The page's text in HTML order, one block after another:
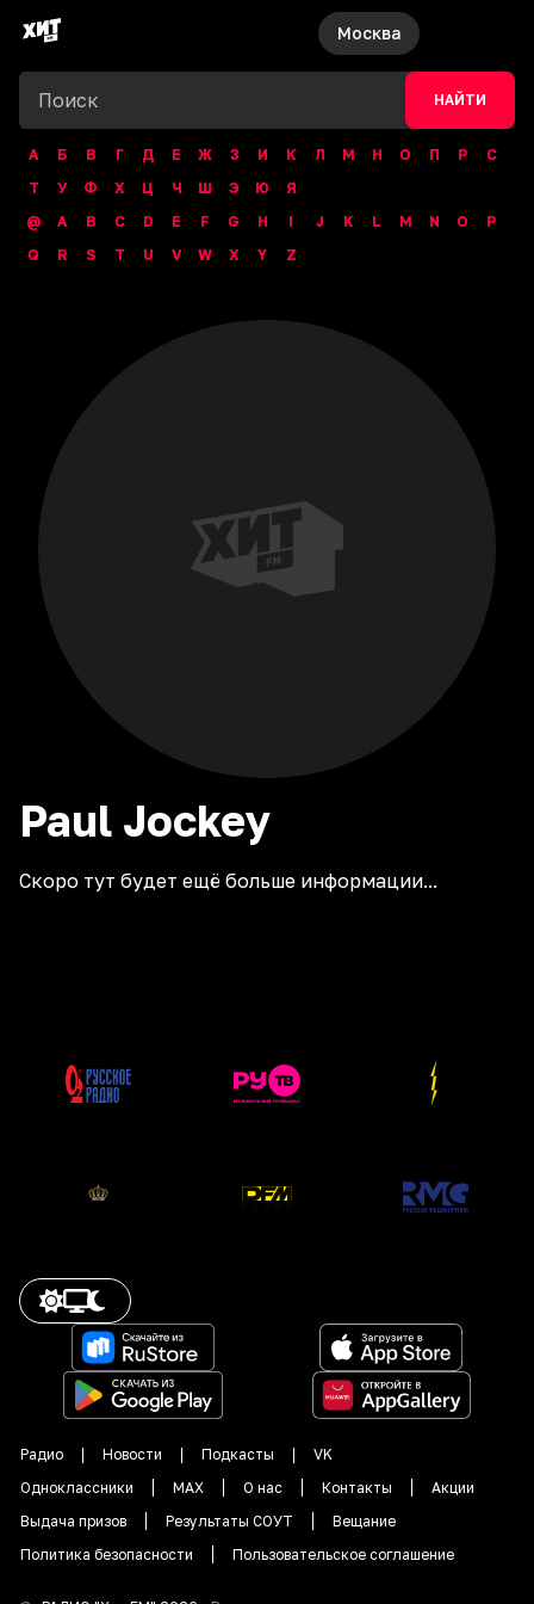
Москва
НАЙТИ
А Б В Г Д Е Ж З И К Л М Н О П Р
С
Т
У Ф Х Ц Ч Ш Э Ю
Я
@
A B C D E F G H I J K L M N O
P
Q
R S T U V W X Y Z
Paul Jockey
Скоро тут будет ещё больше информации...
Радио Новости Подкасты
VK
Одноклассники
MAX О нас Контакты
Акции
Выдача призов
Результаты СОУТ
Вещание
Политика безопасности
Пользовательское соглашение